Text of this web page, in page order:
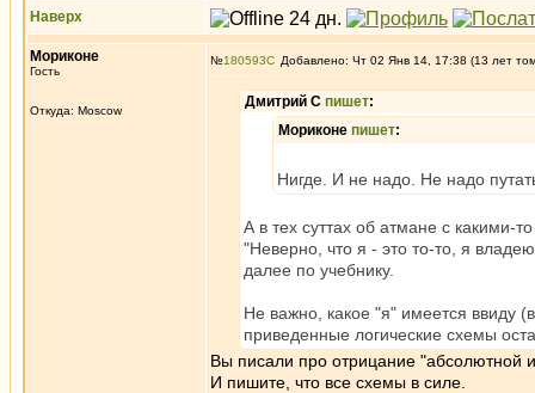
Наверх
Мориконе
Гость
Откуда: Moscow
№180593 Добавлено: Чт 02 Янв 14, 17:38 (13 лет
Дмитрий С пишет:
Мориконе пишет:
Нигде. И не надо. Не надо
А в тех суттах об атмане с какими-
"Неверно, что я - это то-то, я
далее по учебнику.
Не важно, какое "я" имеется ввиду
приведенные логические схемы
Вы писали про отрицание "абсолютной
И пишите, что все схемы в силе.